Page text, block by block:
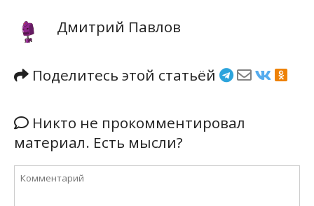
Дмитрий Павлов
Поделитесь этой статьёй
Никто не прокомментировал
материал. Есть мысли?